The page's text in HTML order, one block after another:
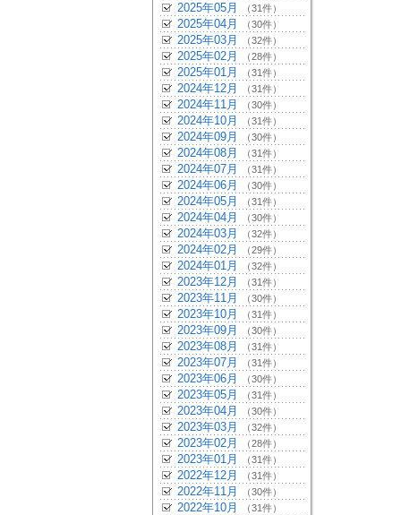
2025年05月 （31件）
2025年04月 （30件）
2025年03月 （32件）
2025年02月 （28件）
2025年01月 （31件）
2024年12月 （31件）
2024年11月 （30件）
2024年10月 （31件）
2024年09月 （30件）
2024年08月 （31件）
2024年07月 （31件）
2024年06月 （30件）
2024年05月 （31件）
2024年04月 （30件）
2024年03月 （32件）
2024年02月 （29件）
2024年01月 （32件）
2023年12月 （31件）
2023年11月 （30件）
2023年10月 （31件）
2023年09月 （30件）
2023年08月 （31件）
2023年07月 （31件）
2023年06月 （30件）
2023年05月 （31件）
2023年04月 （30件）
2023年03月 （32件）
2023年02月 （28件）
2023年01月 （31件）
2022年12月 （31件）
2022年11月 （30件）
2022年10月 （31件）